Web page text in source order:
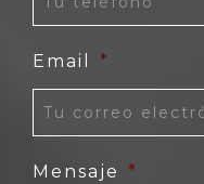
Email *
Mensaje *